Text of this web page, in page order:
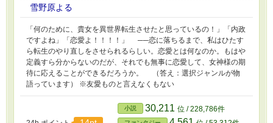
雪野原よる
「何のために、貴女を異世界転生させたと思っているの！」「内政
ですよね」「恋愛よ！！！！」 ──恋に落ちるまで、私はひたす
ら転生のやり直しをさせられるらしい。恋愛とは何なのか。もはや
定義すら分からないのだが、それでも無事に恋愛して、女神様の期
待に応えることができるだろうか。 （答え：選択ジャンルが物
語っています） ※友愛ものと言えなくもない
小説 30,211 位 / 228,786件